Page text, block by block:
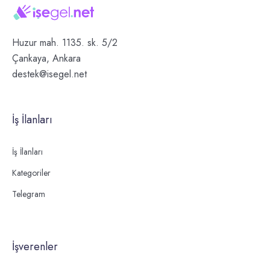
Huzur mah. 1135. sk. 5/2
Çankaya, Ankara
destek@isegel.net
İş İlanları
İş İlanları
Kategoriler
Telegram
İşverenler